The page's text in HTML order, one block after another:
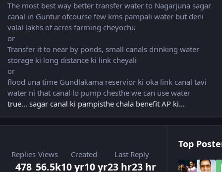
The most best way better transfer water to Nagarjuna sagar
canal in Guntur ofcourse few kms pampali water but deni
valal lakhs of acres farming cheyochu
or
Transfer it to near by ponds, small canals drinking water
storage ki long distance ki link cheyali
or
flood una time Gundlakama reservior ki oka link canal tavi
water ni that canal lo pump chesthe we can use water
true... sagar canal ki pampisthe chala benefit AP ki...
Replies
478
Views
56.5k
Created
10 yr10 yr
Last Reply
23 hr23 hr
Top